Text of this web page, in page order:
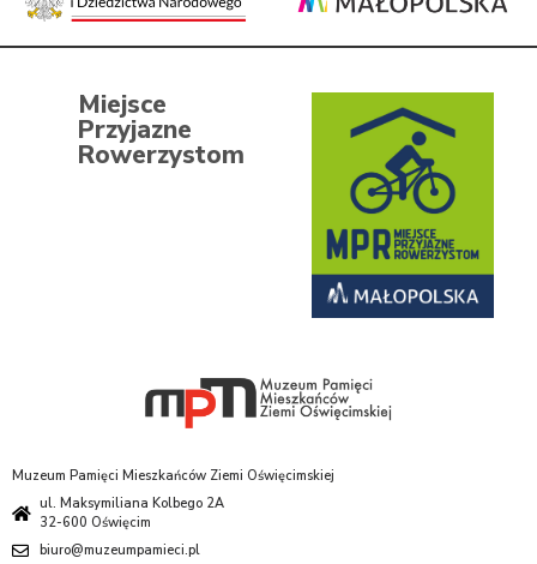
Miejsce
Przyjazne
Rowerzystom
Muzeum Pamięci Mieszkańców Ziemi Oświęcimskiej
ul. Maksymiliana Kolbego 2A
32-600 Oświęcim
biuro@muzeumpamieci.pl